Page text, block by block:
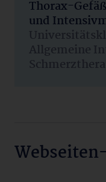
Thorax-
und
Allgemeine